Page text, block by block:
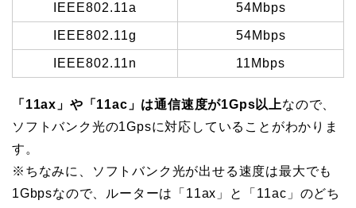
IEEE802.11a 54Mbps
IEEE802.11g 54Mbps
IEEE802.11n 11Mbps
「11ax」や「11ac」は通信速度が1Gps以上なので、
ソフトバンク光の1Gpsに対応していることがわかりま
す。
※ちなみに、ソフトバンク光が出せる速度は最大でも
1Gbpsなので、ルーターは「11ax」と「11ac」のどち